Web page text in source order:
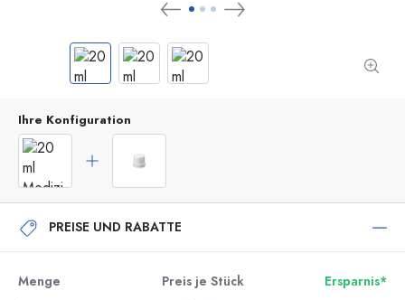
Ihre Konfiguration
PREISE UND RABATTE
Menge Preis je Stück
Ersparnis*